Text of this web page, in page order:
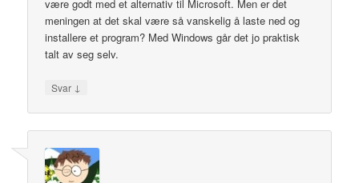
være godt med et alternativ til Microsoft. Men er det
meningen at det skal være så vanskelig å laste ned og
installere et program? Med Windows går det jo praktisk
talt av seg selv.
Svar ↓